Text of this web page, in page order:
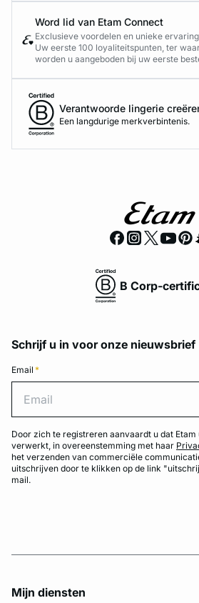
Word lid van Etam Connect
Exclusieve voordelen en unieke
Uw eerste 100 loyaliteitspunten, ter
worden u aangeboden bij uw eerste
Verantwoorde lingerie
Een langdurige merkverbintenis.
B Corp-
Schrijf u in voor onze nieuwsbrief
Email *
Door zich te registreren aanvaardt u dat
verwerkt, in overeenstemming met haar
het verzenden van commerciële
uitschrijven door te klikken op de link
mail.
Mijn diensten